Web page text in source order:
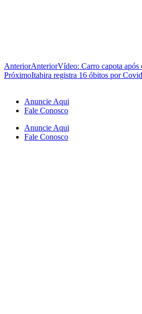
AnteriorAnteriorVídeo: Carro capota após
PróximoItabira registra 16 óbitos por
Anuncie Aqui
Fale Conosco
Anuncie Aqui
Fale Conosco